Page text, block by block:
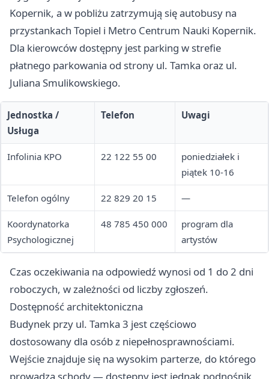
Kopernik, a w pobliżu zatrzymują się autobusy na
przystankach Topiel i Metro Centrum Nauki Kopernik.
Dla kierowców dostępny jest parking w strefie
płatnego parkowania od strony ul. Tamka oraz ul.
Juliana Smulikowskiego.
Jednostka /
Usługa
Telefon Uwagi
Infolinia KPO 22 122 55 00
poniedziałek i
piątek 10-16
Telefon ogólny 22 829 20 15 —
Koordynatorka
Psychologicznej
48 785 450 000
program dla
artystów
Czas oczekiwania na odpowiedź wynosi od 1 do 2 dni
roboczych, w zależności od liczby zgłoszeń.
Dostępność architektoniczna
Budynek przy ul. Tamka 3 jest częściowo
dostosowany dla osób z niepełnosprawnościami.
Wejście znajduje się na wysokim parterze, do którego